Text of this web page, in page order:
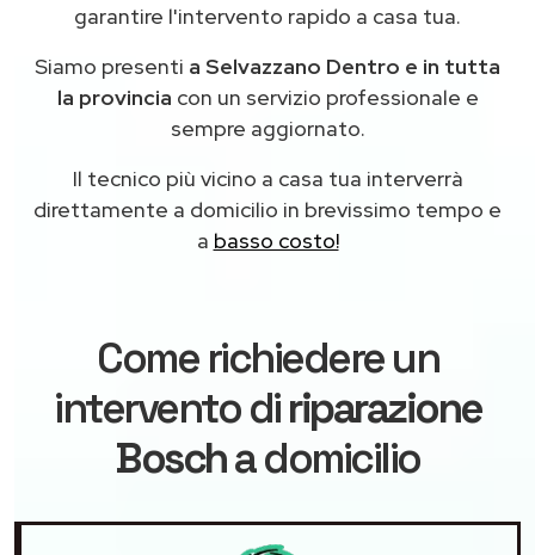
garantire l'intervento rapido a casa tua.
Siamo presenti a Selvazzano Dentro e in tutta
la provincia con un servizio professionale e
sempre aggiornato.
Il tecnico più vicino a casa tua interverrà
direttamente a domicilio in brevissimo tempo e
a basso costo!
Come richiedere un
intervento diriparazione
Boscha domicilio